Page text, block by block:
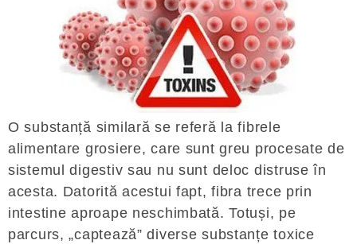
O substanță similară se referă la fibrele
alimentare grosiere, care sunt greu procesate de
sistemul digestiv sau nu sunt deloc distruse în
acesta. Datorită acestui fapt, fibra trece prin
intestine aproape neschimbată. Totuși, pe
parcurs, „captează” diverse substanțe toxice